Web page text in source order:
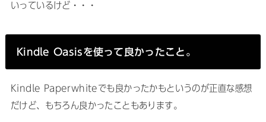
いっているけど・・・
Kindle Oasisを使って良かったこと。
Kindle Paperwhiteでも良かったかもというのが正直な感想
だけど、もちろん良かったこともあります。